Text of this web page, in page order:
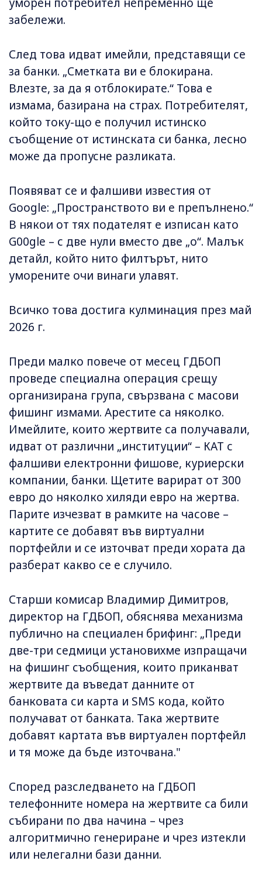
уморен потребител непременно ще
забележи.
След това идват имейли, представящи се
за банки. „Сметката ви е блокирана.
Влезте, за да я отблокирате.“ Това е
измама, базирана на страх. Потребителят,
който току-що е получил истинско
съобщение от истинската си банка, лесно
може да пропусне разликата.
Появяват се и фалшиви известия от
Google: „Пространството ви е препълнено.“
В някои от тях подателят е изписан като
G00gle – с две нули вместо две „о“. Малък
детайл, който нито филтърът, нито
уморените очи винаги улавят.
Всичко това достига кулминация през май
2026 г.
Преди малко повече от месец ГДБОП
проведе специална операция срещу
организирана група, свързвана с масови
фишинг измами. Арестите са няколко.
Имейлите, които жертвите са получавали,
идват от различни „институции“ – КАТ с
фалшиви електронни фишове, куриерски
компании, банки. Щетите варират от 300
евро до няколко хиляди евро на жертва.
Парите изчезват в рамките на часове –
картите се добавят във виртуални
портфейли и се източват преди хората да
разберат какво се е случило.
Старши комисар Владимир Димитров,
директор на ГДБОП, обяснява механизма
публично на специален брифинг: „Преди
две-три седмици установихме изпращачи
на фишинг съобщения, които приканват
жертвите да въведат данните от
банковата си карта и SMS кода, който
получават от банката. Така жертвите
добавят картата във виртуален портфейл
и тя може да бъде източвана."
Според разследването на ГДБОП
телефонните номера на жертвите са били
събирани по два начина – чрез
алгоритмично генериране и чрез изтекли
или нелегални бази данни.